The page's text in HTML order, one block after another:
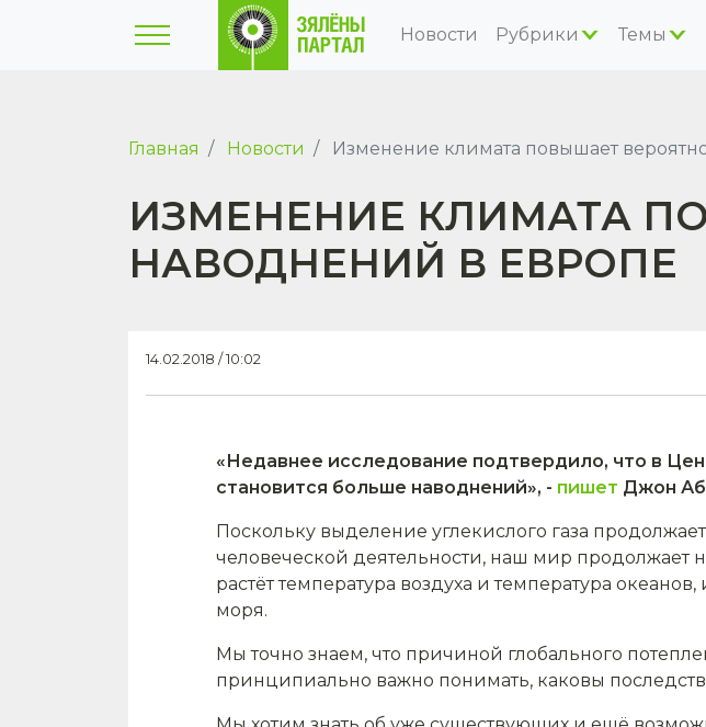
Новости Рубрики Темы
Главная Новости Изменение климата повышает
ИЗМЕНЕНИЕ КЛИМАТА
НАВОДНЕНИЙ В ЕВРОПЕ
14.02.2018 / 10:02
«Недавнее исследование подтвердило, что в
становится больше наводнений», - пишет Джон
Поскольку выделение углекислого газа
человеческой деятельности, наш мир продолжает
растёт температура воздуха и температура
моря.
Мы точно знаем, что причиной глобального
принципиально важно понимать, каковы